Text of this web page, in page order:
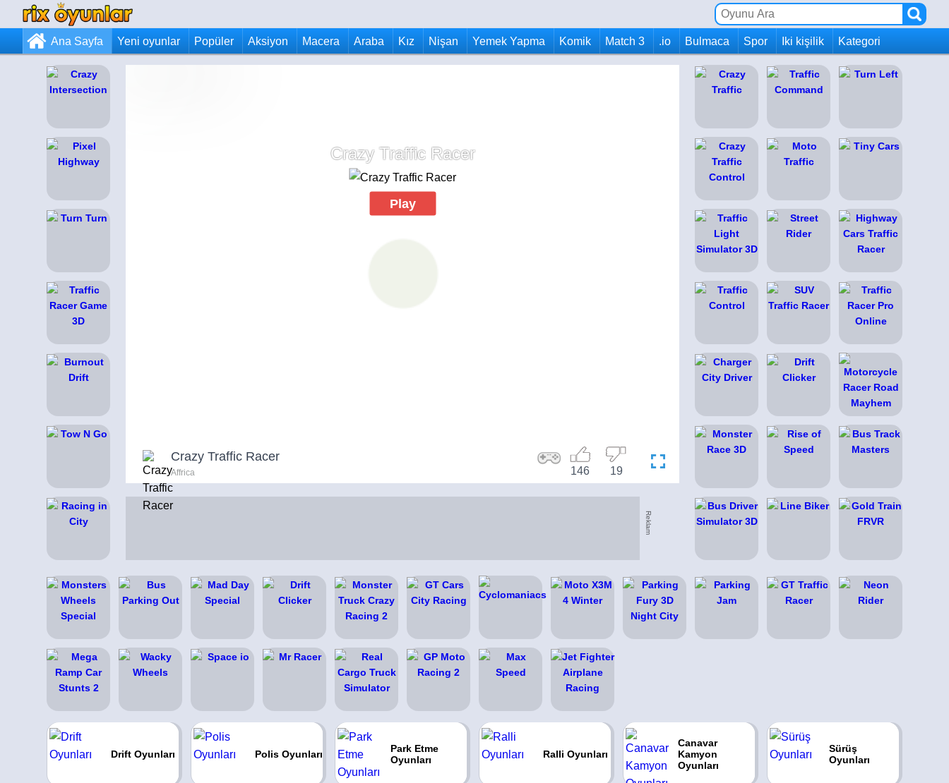
Ana Sayfa Yeni oyunlar Popüler Aksiyon Macera Araba Kız Nişan Yemek Yapma Komik Match 3 .io Bulmaca Spor Iki kişilik Kategori
Crazy Traffic Racer
Play
Crazy Traffic Racer
Affrica 19
146
Reklam
Drift Oyunları Polis Oyunları
Park Etme
Oyunları
Ralli Oyunları
Canavar
Kamyon
Oyunları
Sürüş
Oyunları